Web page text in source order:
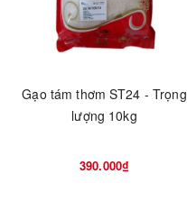
Gạo tám thơm ST24 - Trọng
lượng 10kg
390.000₫